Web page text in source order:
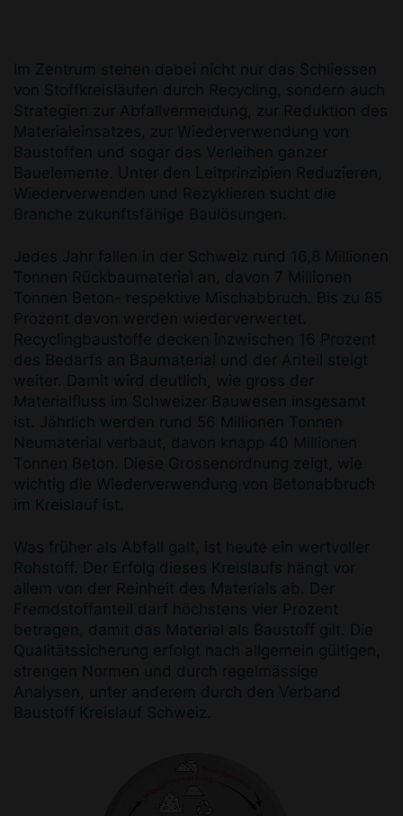
Im Zentrum stehen dabei nicht nur das Schliessen
von Stoffkreisläufen durch Recycling, sondern auch
Strategien zur Abfallvermeidung, zur Reduktion des
Materialeinsatzes, zur Wiederverwendung von
Baustoffen und sogar das Verleihen ganzer
Bauelemente. Unter den Leitprinzipien Reduzieren,
Wiederverwenden und Rezyklieren sucht die
Branche zukunftsfähige Baulösungen.
Jedes Jahr fallen in der Schweiz rund 16,8 Millionen
Tonnen Rückbaumaterial an, davon 7 Millionen
Tonnen Beton- respektive Mischabbruch. Bis zu 85
Prozent davon werden wiederverwertet.
Recyclingbaustoffe decken inzwischen 16 Prozent
des Bedarfs an Baumaterial und der Anteil steigt
weiter. Damit wird deutlich, wie gross der
Materialfluss im Schweizer Bauwesen insgesamt
ist. Jährlich werden rund 56 Millionen Tonnen
Neumaterial verbaut, davon knapp 40 Millionen
Tonnen Beton. Diese Grossenordnung zeigt, wie
wichtig die Wiederverwendung von Betonabbruch
im Kreislauf ist.
Was früher als Abfall galt, ist heute ein wertvoller
Rohstoff. Der Erfolg dieses Kreislaufs hängt vor
allem von der Reinheit des Materials ab. Der
Fremdstoffanteil darf höchstens vier Prozent
betragen, damit das Material als Baustoff gilt. Die
Qualitätssicherung erfolgt nach allgemein gültigen,
strengen Normen und durch regelmässige
Analysen, unter anderem durch den Verband
Baustoff Kreislauf Schweiz.